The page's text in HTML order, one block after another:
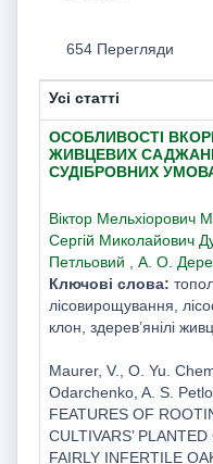
654 Перегляди
Усі статті
ОСОБЛИВОСТІ
ЖИВЦЕВИХ
СУДІБРОВНИХ
Віктор Мельхіорович
Сергій Миколайович
Петльовий
А. О.
Ключові слова:
лісовирощування,
клон, здерев’янілі
Maurer, V., O. Yu.
Odarchenko, A. S.
FEATURES OF
CULTIVARS’
FAIRLY INFERTILE